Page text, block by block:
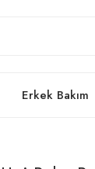
Erkek Bakım